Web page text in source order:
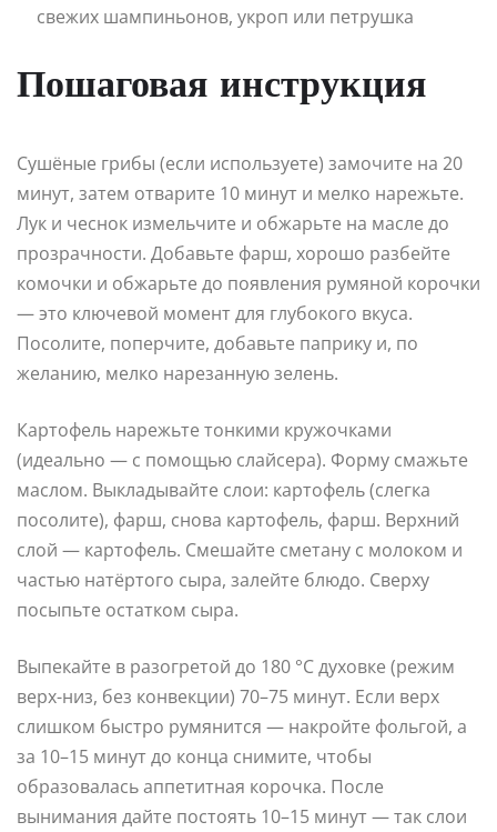
свежих шампиньонов, укроп или петрушка
Пошаговая инструкция
Сушёные грибы (если используете) замочите на 20
минут, затем отварите 10 минут и мелко нарежьте.
Лук и чеснок измельчите и обжарьте на масле до
прозрачности. Добавьте фарш, хорошо разбейте
комочки и обжарьте до появления румяной корочки
— это ключевой момент для глубокого вкуса.
Посолите, поперчите, добавьте паприку и, по
желанию, мелко нарезанную зелень.
Картофель нарежьте тонкими кружочками
(идеально — с помощью слайсера). Форму смажьте
маслом. Выкладывайте слои: картофель (слегка
посолите), фарш, снова картофель, фарш. Верхний
слой — картофель. Смешайте сметану с молоком и
частью натёртого сыра, залейте блюдо. Сверху
посыпьте остатком сыра.
Выпекайте в разогретой до 180 °C духовке (режим
верх-низ, без конвекции) 70–75 минут. Если верх
слишком быстро румянится — накройте фольгой, а
за 10–15 минут до конца снимите, чтобы
образовалась аппетитная корочка. После
вынимания дайте постоять 10–15 минут — так слои